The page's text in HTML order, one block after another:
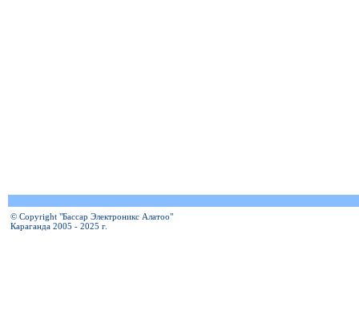
© Copyright "Бассар Электроникс Алатоо"
Караганда 2005 - 2025 г.